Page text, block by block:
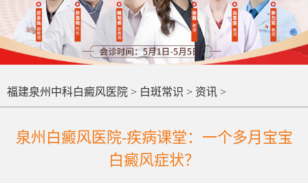
福建泉州中科白癜风医院 > 白斑常识 > 资讯 >
泉州白癜风医院-疾病课堂：一个多月宝宝
白癜风症状？